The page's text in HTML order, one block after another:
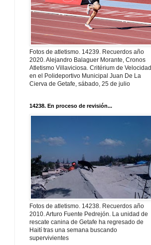
Fotos de atletismo. 14239. Recuerdos año
2020. Alejandro Balaguer Morante, Cronos
Atletismo Villaviciosa. Critérium de Velocidad
en el Polideportivo Municipal Juan De La
Cierva de Getafe, sábado, 25 de julio
14238. En proceso de revisión...
Fotos de atletismo. 14238. Recuerdos año
2010. Arturo Fuente Pedrejón. La unidad de
rescate canina de Getafe ha regresado de
Haití tras una semana buscando
supervivientes